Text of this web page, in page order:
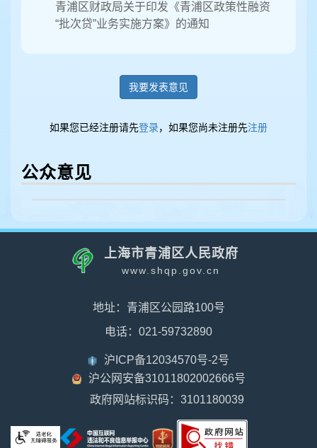
青浦区财政局关于印发《青浦区政策性融资
“批次贷”业务实施方案》的通知
我要发表意见
如果您已经注册请先登录，如果您尚未注册先注册
公众意见
上海市青浦区人民政府
www.shqp.gov.cn
地址：青浦区公园路100号
电话：021-59732890
沪ICP备12034570号-2号
沪公网安备31011802002666号
政府网站标识码：3101180039